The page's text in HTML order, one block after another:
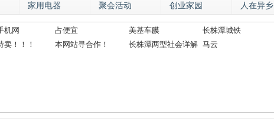
家用电器 聚会活动 创业家园 人在异乡
机网 占便宜 美基车膜
长株潭城铁
卖！！！ 本网站寻合作！ 长株潭两型社会详解 马云